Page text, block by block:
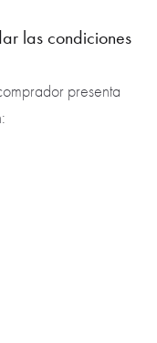
las condiciones
presenta